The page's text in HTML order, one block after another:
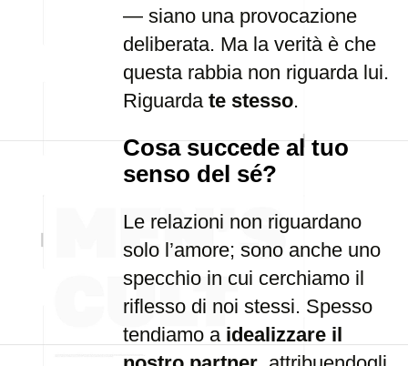
— siano una provocazione
deliberata. Ma la verità è che
questa rabbia non riguarda lui.
Riguarda te stesso.
Cosa succede al tuo
senso del sé?
Le relazioni non riguardano
solo l’amore; sono anche uno
specchio in cui cerchiamo il
riflesso di noi stessi. Spesso
tendiamo a idealizzare il